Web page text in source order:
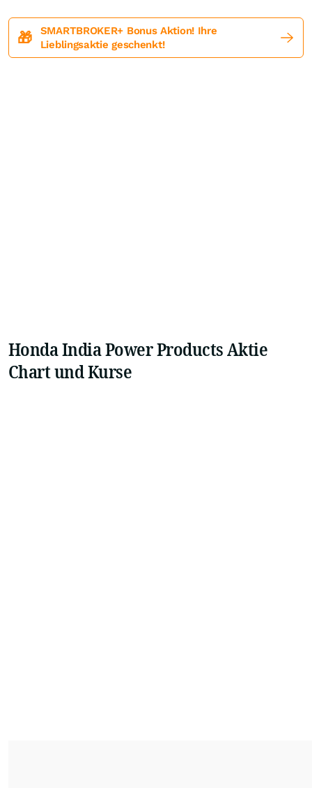
🎁
SMARTBROKER+ Bonus Aktion! Ihre
Lieblingsaktie geschenkt!
Honda India Power Products Aktie
Chart und Kurse